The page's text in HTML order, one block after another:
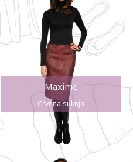
Maxime
Crvena suknja